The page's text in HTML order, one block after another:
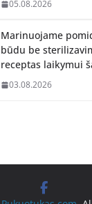
05.08.2026
Marinuojame
būdu be
receptas laikymui
03.08.2026